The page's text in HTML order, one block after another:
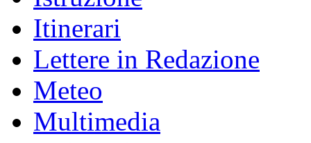
Itinerari
Lettere in Redazione
Meteo
Multimedia